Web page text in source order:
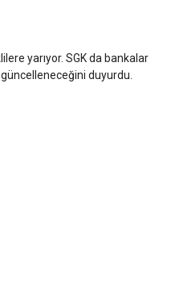
yarıyor. SGK da bankalar
duyurdu.